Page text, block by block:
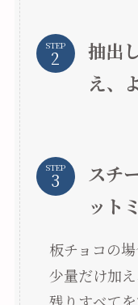
STEP
抽出
え、
STEP
スチ
ット
板チョコの
少量だけ加
残りすべて